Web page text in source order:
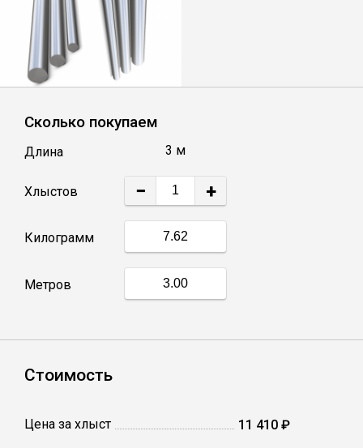
Балка
Швеллер
Катанка
Профлист
Винтовые сваи
Сколько покупаем
Длина 3 м
Хлыстов − +
Килограмм
Метров
Стоимость
Цена за хлыст 11 410 ₽